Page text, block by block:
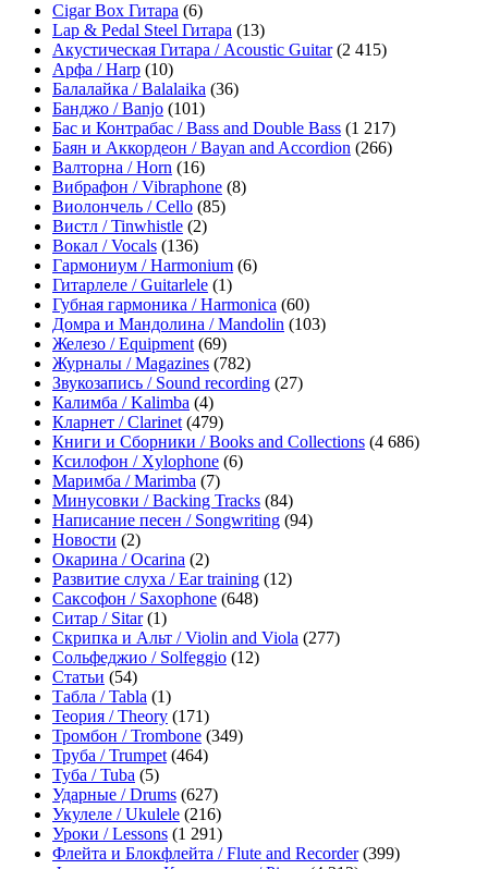
Cigar Box Гитара (6)
Lap & Pedal Steel Гитара (13)
Акустическая Гитара / Acoustic Guitar(2 415)
Арфа / Harp (10)
Балалайка / Balalaika (36)
Банджо / Banjo (101)
Бас и Контрабас / Bass and Double Bass (1 217)
Баян и Аккордеон / Bayan and Accordion (266)
Валторна / Horn (16)
Вибрафон / Vibraphone (8)
Виолончель / Cello (85)
Вистл / Tinwhistle (2)
Вокал / Vocals (136)
Гармониум / Harmonium (6)
Гитарлеле / Guitarlele (1)
Губная гармоника / Harmonica (60)
Домра и Мандолина / Mandolin (103)
Железо / Equipment (69)
Журналы / Magazines (782)
Звукозапись / Sound recording (27)
Калимба / Kalimba (4)
Кларнет / Clarinet (479)
Книги и Сборники / Books and Collections (4 686)
Ксилофон / Xylophone (6)
Маримба / Marimba (7)
Минусовки / Backing Tracks (84)
Написание песен / Songwriting (94)
Новости (2)
Окарина / Ocarina (2)
Развитие слуха / Ear training (12)
Саксофон / Saxophone (648)
Ситар / Sitar(1)
Скрипка и Альт / Violin and Viola (277)
Сольфеджио / Solfeggio (12)
Статьи (54)
Табла / Tabla (1)
Теория / Theory (171)
Тромбон / Trombone (349)
Труба / Trumpet (464)
Туба / Tuba (5)
Ударные / Drums (627)
Укулеле / Ukulele (216)
Уроки / Lessons (1 291)
Флейта и Блокфлейта / Flute and Recorder(399)